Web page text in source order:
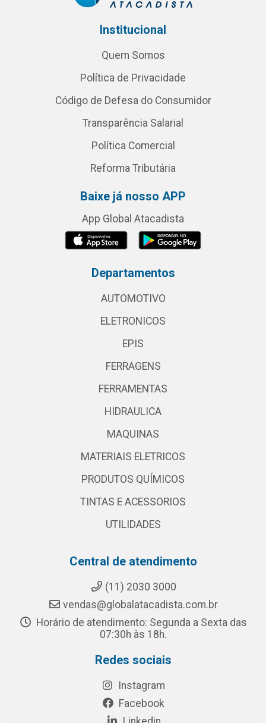
Institucional
Quem Somos
Política de Privacidade
Código de Defesa do Consumidor
Transparência Salarial
Política Comercial
Reforma Tributária
Baixe já nosso APP
App Global Atacadista
Departamentos
AUTOMOTIVO
ELETRONICOS
EPIS
FERRAGENS
FERRAMENTAS
HIDRAULICA
MAQUINAS
MATERIAIS ELETRICOS
PRODUTOS QUÍMICOS
TINTAS E ACESSORIOS
UTILIDADES
Central de atendimento
(11) 2030 3000
vendas@globalatacadista.com.br
Horário de atendimento: Segunda a Sexta das
07:30h às 18h.
Redes sociais
Instagram
Facebook